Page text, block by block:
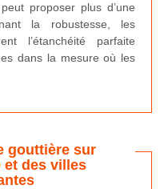
proposer plus d’une
la robustesse, les
l’étanchéité parfaite
dans la mesure où les
gouttière sur
et des villes